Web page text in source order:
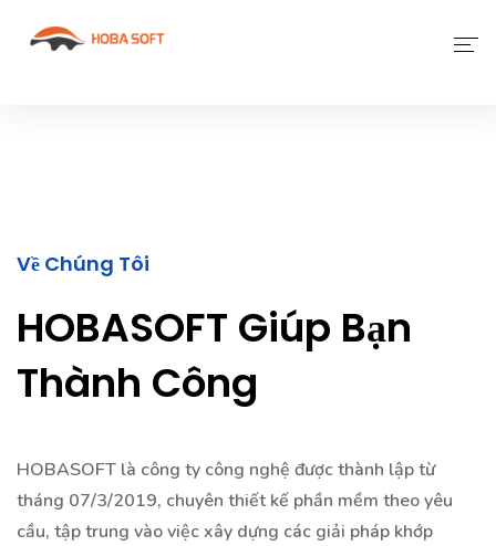
Tin Tức
Về Chúng Tôi
HOBASOFT Giúp Bạn
Thành Công
HOBASOFT là công ty công nghệ được thành lập từ
tháng 07/3/2019, chuyên thiết kế phần mềm theo yêu
cầu, tập trung vào việc xây dựng các giải pháp khớp